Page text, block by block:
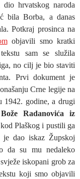
hrvatskog naroda
bila Borba, a danas
Potkraj prosinca na
objavili smo kratki
sam se služila
no cilj je bio staviti
Prvi dokument je
Crne legije na
1942. godine, a drugi
Bože Radanovića iz
Plaškog i pustili ga
je dao iskaz Župskoj
da su mu nedaleko
iskopani grob za
koji smo objavili